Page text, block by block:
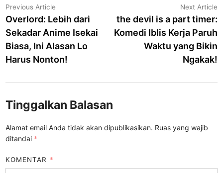
Navigasi
pos
Previous Article
article:
Overlord: Lebih dari
Sekadar Anime Isekai
Biasa, Ini Alasan Lo
Harus Nonton!
Next Article
the devil is a part timer:
Komedi Iblis Kerja Paruh
Waktu yang Bikin
Ngakak!
Tinggalkan Balasan
Alamat email Anda tidak akan dipublikasikan. Ruas yang wajib
ditandai *
KOMENTAR *